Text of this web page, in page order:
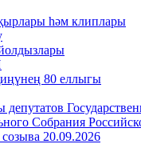
һәм клиплары
80 еллыгы
депутатов
Собрания
созыва 20.09.2026